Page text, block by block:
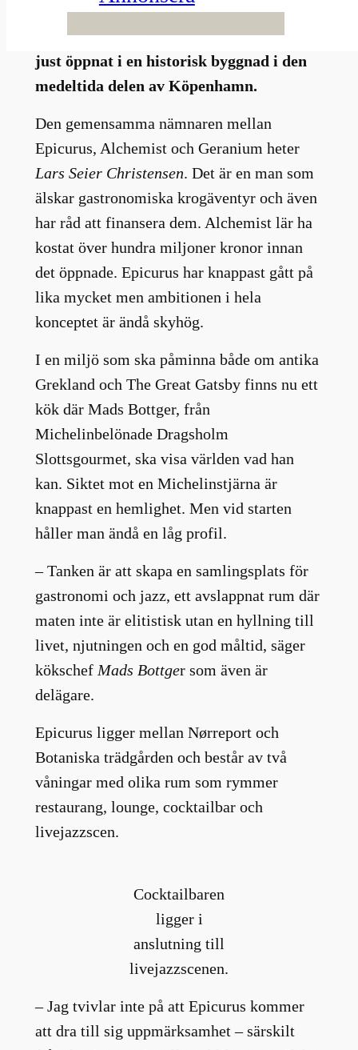
stjärnkrogar med jazzartister på
toppnivå. Nu är det dags – Epicurus har
just öppnat i en historisk byggnad i den
medeltida delen av Köpenhamn.
Den gemensamma nämnaren mellan
Epicurus, Alchemist och Geranium heter
Lars Seier Christensen. Det är en man som
älskar gastronomiska krogäventyr och även
har råd att finansera dem. Alchemist lär ha
kostat över hundra miljoner kronor innan
det öppnade. Epicurus har knappast gått på
lika mycket men ambitionen i hela
konceptet är ändå skyhög.
I en miljö som ska påminna både om antika
Grekland och The Great Gatsby finns nu ett
kök där Mads Bottger, från
Michelinbelönade Dragsholm
Slottsgourmet, ska visa världen vad han
kan. Siktet mot en Michelinstjärna är
knappast en hemlighet. Men vid starten
håller man ändå en låg profil.
– Tanken är att skapa en samlingsplats för
gastronomi och jazz, ett avslappnat rum där
maten inte är elitistisk utan en hyllning till
livet, njutningen och en god måltid, säger
kökschef Mads Bottger som även är
delägare.
Epicurus ligger mellan Nørreport och
Botaniska trädgården och består av två
våningar med olika rum som rymmer
restaurang, lounge, cocktailbar och
livejazzscen.
Cocktailbaren
ligger i
anslutning till
livejazzscenen.
– Jag tvivlar inte på att Epicurus kommer
att dra till sig uppmärksamhet – särskilt